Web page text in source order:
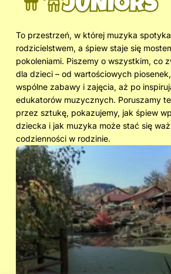
To przestrzeń, w której muzyka
rodzicielstwem, a śpiew staje się
pokoleniami. Piszemy o wszystkim, co
dla dzieci – od wartościowych
wspólne zabawy i zajęcia, aż po
edukatorów muzycznych. Poruszamy
przez sztukę, pokazujemy, jak śpiew
dziecka i jak muzyka może stać się
codzienności w rodzinie.